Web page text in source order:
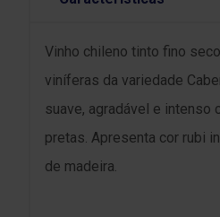
Vinho chileno tinto fino
viníferas da variedade
suave, agradável e intenso
pretas. Apresenta cor rubi
de madeira.